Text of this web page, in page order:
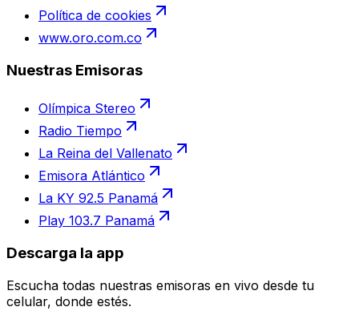
Política de cookies
www.oro.com.co
Nuestras Emisoras
Olímpica Stereo
Radio Tiempo
La Reina del Vallenato
Emisora Atlántico
La KY 92.5 Panamá
Play 103.7 Panamá
Descarga la app
Escucha todas nuestras emisoras en vivo desde tu
celular, donde estés.